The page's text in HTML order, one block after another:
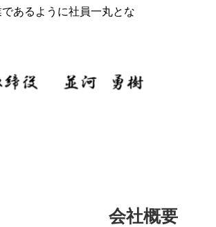
あるように社員一丸とな
会社概要